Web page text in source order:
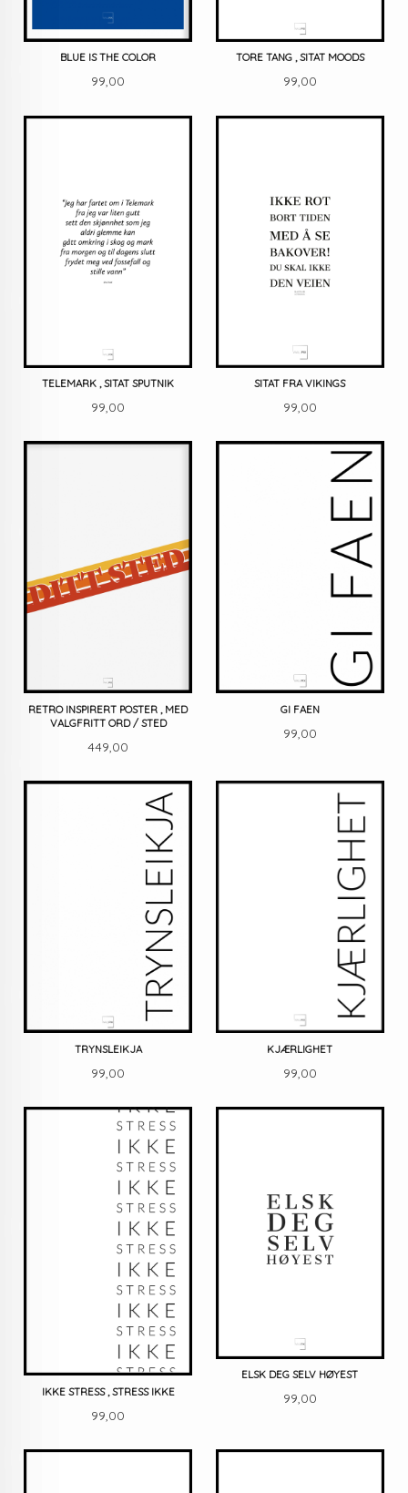
BLUE IS THE COLOR
Pris
99,00
TORE TANG , SITAT MOODS
Pris
99,00
TELEMARK , SITAT SPUTNIK
Pris
99,00
SITAT FRA VIKINGS
Pris
99,00
RETRO INSPIRERT POSTER , MED
VALGFRITT ORD / STED
Pris
449,00
GI FAEN
Pris
99,00
TRYNSLEIKJA
Pris
99,00
KJÆRLIGHET
Pris
99,00
IKKE STRESS , STRESS IKKE
Pris
99,00
ELSK DEG SELV HØYEST
Pris
99,00